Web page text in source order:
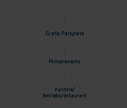
Gratis Parkplatz
Firmenevents
Kantine/
Betriebsrestaurant